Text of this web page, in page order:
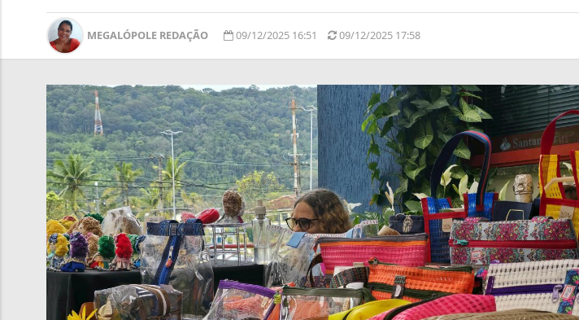
MEGALÓPOLE REDAÇÃO 09/12/2025 16:51 09/12/2025 17:58